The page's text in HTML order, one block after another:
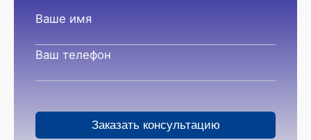
Ваше имя
Ваш телефон